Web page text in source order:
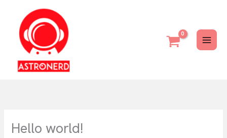
conteúdo
Hello world!